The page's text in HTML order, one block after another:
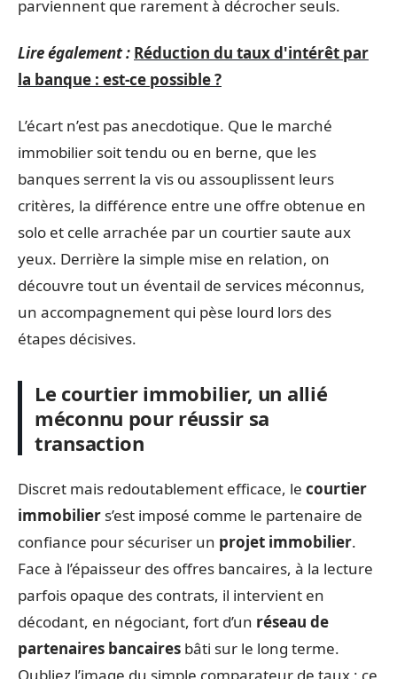
parviennent que rarement à décrocher seuls.
Lire également : Réduction du taux d'intérêt par
la banque : est-ce possible ?
L’écart n’est pas anecdotique. Que le marché
immobilier soit tendu ou en berne, que les
banques serrent la vis ou assouplissent leurs
critères, la différence entre une offre obtenue en
solo et celle arrachée par un courtier saute aux
yeux. Derrière la simple mise en relation, on
découvre tout un éventail de services méconnus,
un accompagnement qui pèse lourd lors des
étapes décisives.
Le courtier immobilier, un allié
méconnu pour réussir sa
transaction
Discret mais redoutablement efficace, le courtier
immobilier s’est imposé comme le partenaire de
confiance pour sécuriser un projet immobilier.
Face à l’épaisseur des offres bancaires, à la lecture
parfois opaque des contrats, il intervient en
décodant, en négociant, fort d’un réseau de
partenaires bancaires bâti sur le long terme.
Oubliez l’image du simple comparateur de taux : ce